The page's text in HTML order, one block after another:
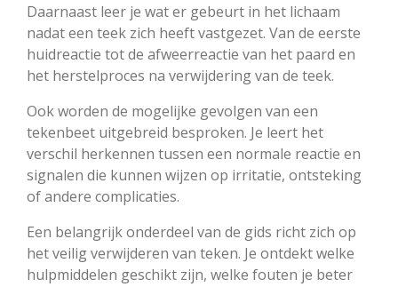
Daarnaast leer je wat er gebeurt in het lichaam
nadat een teek zich heeft vastgezet. Van de eerste
huidreactie tot de afweerreactie van het paard en
het herstelproces na verwijdering van de teek.
Ook worden de mogelijke gevolgen van een
tekenbeet uitgebreid besproken. Je leert het
verschil herkennen tussen een normale reactie en
signalen die kunnen wijzen op irritatie, ontsteking
of andere complicaties.
Een belangrijk onderdeel van de gids richt zich op
het veilig verwijderen van teken. Je ontdekt welke
hulpmiddelen geschikt zijn, welke fouten je beter